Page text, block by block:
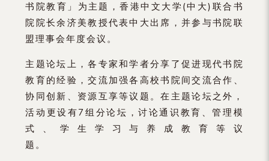
书院教育」为主题，香港中文大学(中大)联合书
院院长余济美教授代表中大出席，并参与书院联
盟理事会年度会议。
主题论坛上，各专家和学者分享了促进现代书院
教育的经验，交流加强各高校书院间交流合作、
协同创新、资源互享等议题。在主题论坛之外，
活动更设有7组分论坛，讨论通识教育、管理模
式、学生学习与养成教育等议
题。